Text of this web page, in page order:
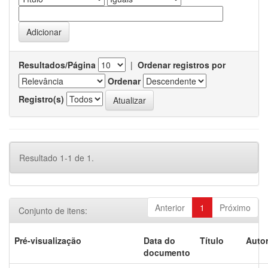
Resultados/Página | Ordenar registros por
Ordenar
Registro(s)
Resultado 1-1 de 1.
Anterior 1 Próximo
Conjunto de itens:
Pré-visualização
Data do
documento
Título